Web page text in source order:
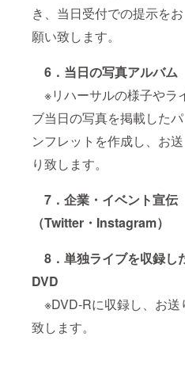
き、当日受付での提示をお
願い致します。
6．当日の写真アルバム
※リハーサルの様子やラ
ブ当日の写真を掲載したパ
ンフレットを作成し、お送
り致します。
7 ．企業・イベント宣伝
（Twitter・Instagram）
8 ．単独ライブを収録し
DVD
※DVD-Rに収録し、お送
致します。